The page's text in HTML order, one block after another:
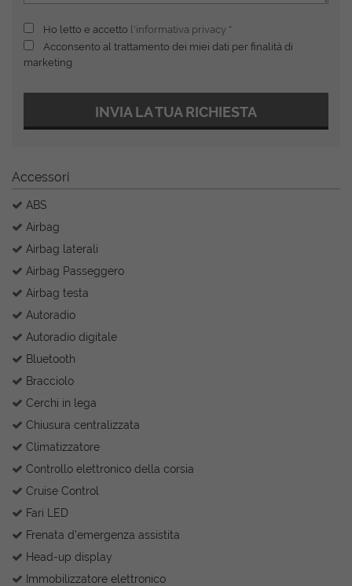
Ho letto e accetto l'informativa privacy *
Acconsento al trattamento dei miei dati per finalità di
marketing
INVIA LA TUA RICHIESTA
Accessori
ABS
Airbag
Airbag laterali
Airbag Passeggero
Airbag testa
Autoradio
Autoradio digitale
Bluetooth
Bracciolo
Cerchi in lega
Chiusura centralizzata
Climatizzatore
Controllo elettronico della corsia
Cruise Control
Fari LED
Frenata d'emergenza assistita
Head-up display
Immobilizzatore elettronico